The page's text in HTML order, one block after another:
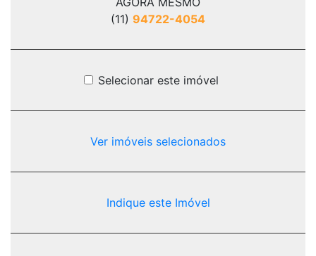
(11) 94722-4054
Selecionar este imóvel
Ver imóveis selecionados
Indique este Imóvel